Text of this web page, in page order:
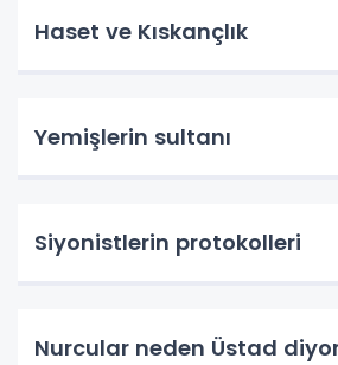
Haset ve Kıskançlık
Yemişlerin sultanı
Siyonistlerin protokolleri
Nurcular neden Üstad